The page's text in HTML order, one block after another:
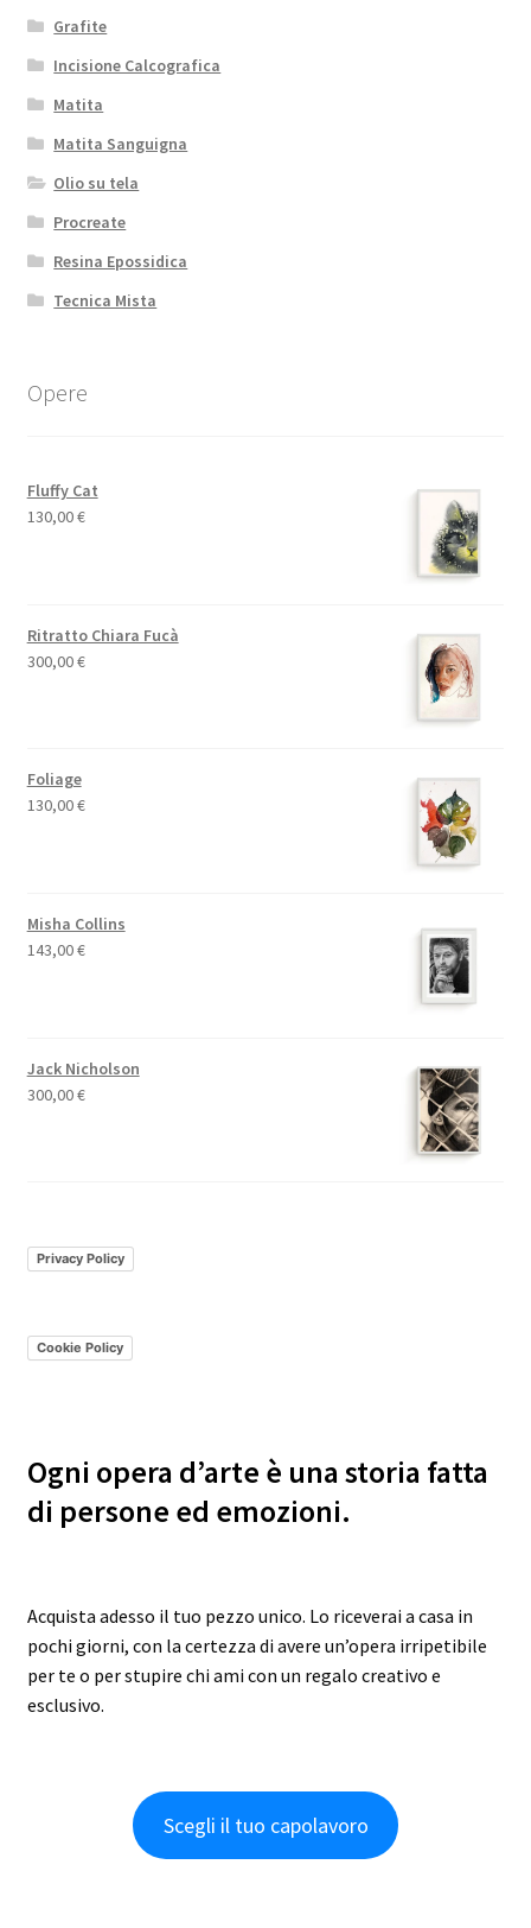
Grafite
Incisione Calcografica
Matita
Matita Sanguigna
Olio su tela
Procreate
Resina Epossidica
Tecnica Mista
Opere
Fluffy Cat
130,00€
Ritratto Chiara Fucà
300,00€
Foliage
130,00€
Misha Collins
143,00€
Jack Nicholson
300,00€
Privacy Policy
Cookie Policy
Ogni opera d’arte è una storia fatta
di persone ed emozioni.
Acquista adesso il tuo pezzo unico. Lo riceverai a casa in
pochi giorni, con la certezza di avere un’opera irripetibile
per te o per stupire chi ami con un regalo creativo e
esclusivo.
Scegli il tuo capolavoro